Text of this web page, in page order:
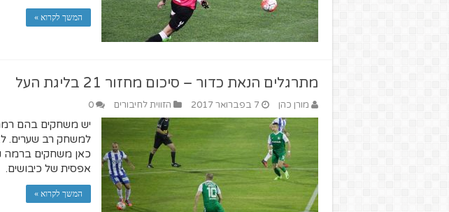
המשך לקרוא »
מתרגלים הנאת כדור – סיכום מחזור 21 בליגת העל
מורן כהן 7 בפברואר 2017 הזווית לחיבורים 0
יש משחקים בהם
למשחק רב שערים.
כאן משחקים ברמה
אפסית של כיבושים.
המשך לקרוא »